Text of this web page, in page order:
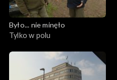
Było... nie minęło
Tylko w polu